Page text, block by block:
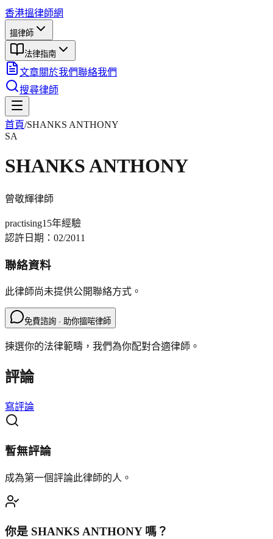
香港搵律師網
搵律師
法律指南
文章關於我們聯絡我們
搜尋律師
首頁/SHANKS ANTHONY
SA
SHANKS ANTHONY
曾敬輝律師
practising15年經驗
認許日期： 02/2011
聯絡資料
此律師尚未提供公開聯絡方式。
免費諮詢 · 助你搵啱律師
揀選你的法律範疇，我們為你配對合適律師。
評論
寫評論
暫無評論
成為第一個評論此律師的人。
你是 SHANKS ANTHONY嗎？